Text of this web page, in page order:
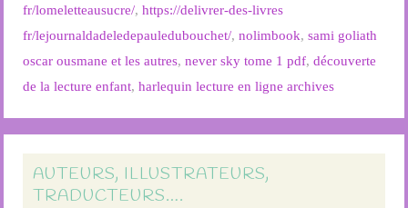
fr/lomeletteausucre/,https://delivrer-des-livres
fr/lejournaldadeledepauledubouchet/,nolimbook,sami goliath
oscar ousmane et les autres,never sky tome 1 pdf,découverte
de la lecture enfant,harlequin lecture en ligne archives
AUTEURS, ILLUSTRATEURS,
TRADUCTEURS….